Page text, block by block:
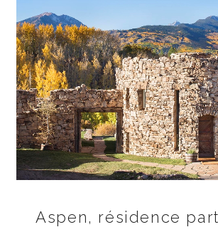
Aspen, résidence